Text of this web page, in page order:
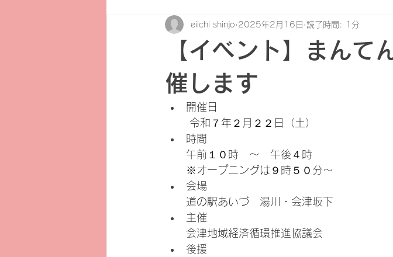
【イベント】まんて
催します
eiichi shinjo 2025年2月16日 読了時間: 1分
開催日
令和７年２月２２日（土）
時間
午前１０時　～　午後４時
※オープニングは９時５０分～
会場
道の駅あいづ　湯川・会津坂下
主催
会津地域経済循環推進協議会
後援